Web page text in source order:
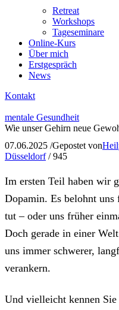
Retreat
Workshops
Tageseminare
Online-Kurs
Über mich
Erstgespräch
News
Kontakt
mentale Gesundheit
Wie unser Gehirn neue
07.06.2025 /Gepostet von
Düsseldorf / 945
Im ersten Teil haben wir
Dopamin. Es belohnt
tut – oder uns früher
Doch gerade in einer
uns immer schwerer,
verankern.
Und vielleicht kennen Sie